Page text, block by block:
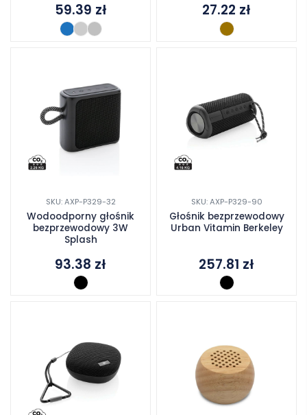
59.39 zł 27.22 zł
SKU: AXP-P329-32
Wodoodporny głośnik
bezprzewodowy 3W
Splash
93.38 zł
SKU: AXP-P329-90
Głośnik bezprzewodowy
Urban Vitamin Berkeley
257.81 zł